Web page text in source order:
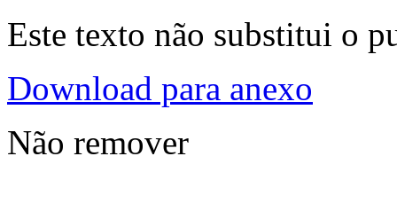
Este texto não substitui o
Download para anexo
Não remover